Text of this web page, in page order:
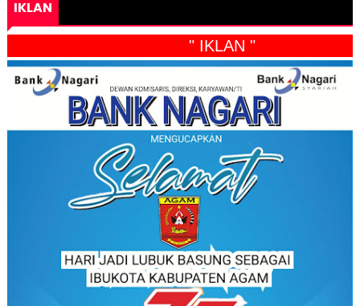
IKLAN
" IKLAN "